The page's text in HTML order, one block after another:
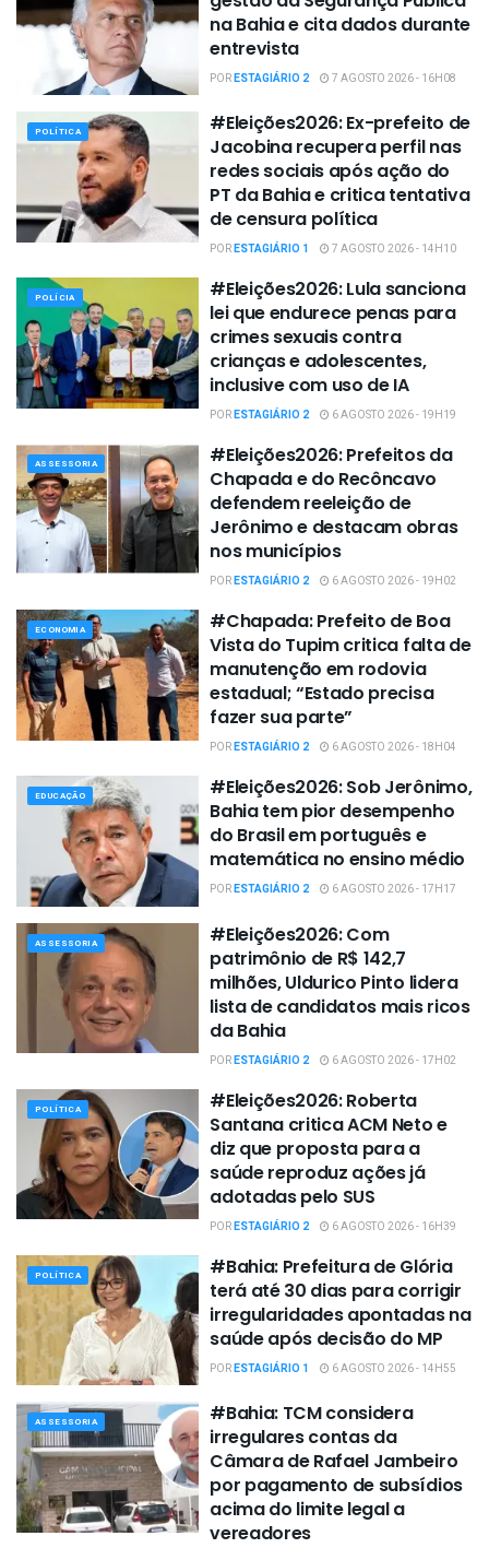
na Bahia e cita dados durante
entrevista
PORESTAGIÁRIO 2 7 AGOSTO 2026 - 16H08
POLÍTICA
#Eleições2026: Ex-prefeito de
Jacobina recupera perfil nas
redes sociais após ação do
PT da Bahia e critica tentativa
de censura política
PORESTAGIÁRIO 1 7 AGOSTO 2026 - 14H10
POLÍCIA
#Eleições2026: Lula sanciona
lei que endurece penas para
crimes sexuais contra
crianças e adolescentes,
inclusive com uso de IA
PORESTAGIÁRIO 2 6 AGOSTO 2026 - 19H19
ASSESSORIA
#Eleições2026: Prefeitos da
Chapada e do Recôncavo
defendem reeleição de
Jerônimo e destacam obras
nos municípios
PORESTAGIÁRIO 2 6 AGOSTO 2026 - 19H02
ECONOMIA
#Chapada: Prefeito de Boa
Vista do Tupim critica falta de
manutenção em rodovia
estadual; “Estado precisa
fazer sua parte”
PORESTAGIÁRIO 2 6 AGOSTO 2026 - 18H04
EDUCAÇÃO
#Eleições2026: Sob Jerônimo,
Bahia tem pior desempenho
do Brasil em português e
matemática no ensino médio
PORESTAGIÁRIO 2 6 AGOSTO 2026 - 17H17
ASSESSORIA
#Eleições2026: Com
patrimônio de R$ 142,7
milhões, Uldurico Pinto lidera
lista de candidatos mais ricos
da Bahia
PORESTAGIÁRIO 2 6 AGOSTO 2026 - 17H02
POLÍTICA
#Eleições2026: Roberta
Santana critica ACM Neto e
diz que proposta para a
saúde reproduz ações já
adotadas pelo SUS
PORESTAGIÁRIO 2 6 AGOSTO 2026 - 16H39
POLÍTICA
#Bahia: Prefeitura de Glória
terá até 30 dias para corrigir
irregularidades apontadas na
saúde após decisão do MP
PORESTAGIÁRIO 1 6 AGOSTO 2026 - 14H55
ASSESSORIA
#Bahia: TCM considera
irregulares contas da
Câmara de Rafael Jambeiro
por pagamento de subsídios
acima do limite legal a
vereadores